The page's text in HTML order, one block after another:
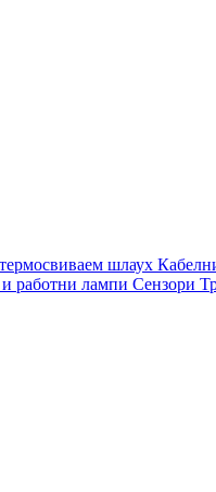
шлаух
работни лампи Сензори